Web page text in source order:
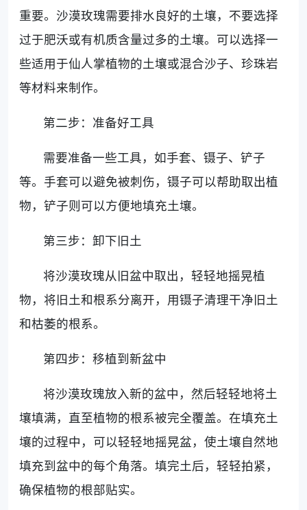
重要。沙漠玫瑰需要排水良好的土壤，不要选择
过于肥沃或有机质含量过多的土壤。可以选择一
些适用于仙人掌植物的土壤或混合沙子、珍珠岩
等材料来制作。
第二步：准备好工具
需要准备一些工具，如手套、镊子、铲子
等。手套可以避免被刺伤，镊子可以帮助取出植
物，铲子则可以方便地填充土壤。
第三步：卸下旧土
将沙漠玫瑰从旧盆中取出，轻轻地摇晃植
物，将旧土和根系分离开，用镊子清理干净旧土
和枯萎的根系。
第四步：移植到新盆中
将沙漠玫瑰放入新的盆中，然后轻轻地将土
壤填满，直至植物的根系被完全覆盖。在填充土
壤的过程中，可以轻轻地摇晃盆，使土壤自然地
填充到盆中的每个角落。填完土后，轻轻拍紧，
确保植物的根部贴实。